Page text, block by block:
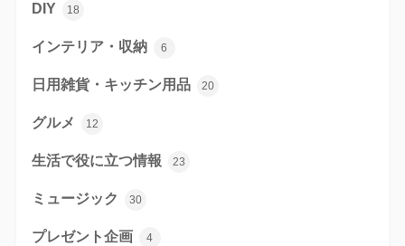
DIY 18
インテリア・収納 6
日用雑貨・キッチン用品 20
グルメ 12
生活で役に立つ情報 23
ミュージック 30
プレゼント企画 4